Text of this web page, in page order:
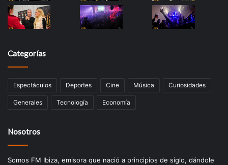
Categorías
Espectáculos Deportes Cine Música Curiosidades
Generales Tecnología Economía
Nosotros
Somos FM Ibiza, emisora que nació a principios de siglo, dándole